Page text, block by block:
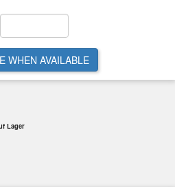
WHEN AVAILABLE
Lager